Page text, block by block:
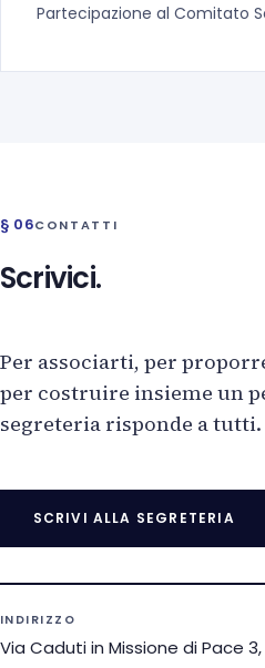
Partecipazione al Comitato
§ 06CONTATTI
Scrivici.
Per associarti, per
per costruire insieme un
segreteria risponde a tutti.
SCRIVI ALLA SEGRETERIA
INDIRIZZO
Via Caduti in Missione di Pace 3,